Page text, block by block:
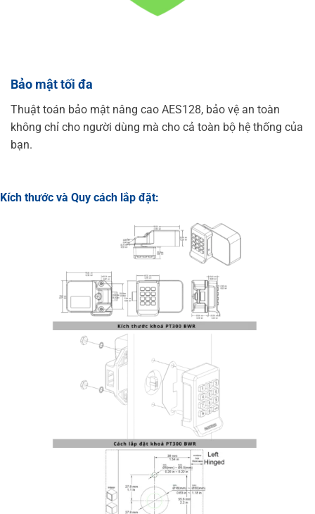
Bảo mật tối đa
Thuật toán bảo mật nâng cao AES128, bảo vệ an toàn
không chỉ cho người dùng mà cho cả toàn bộ hệ thống của
bạn.
Kích thước và Quy cách lắp đặt: